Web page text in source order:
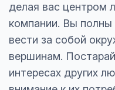
делая вас центром
компании. Вы полны
вести за собой
вершинам.
интересах других